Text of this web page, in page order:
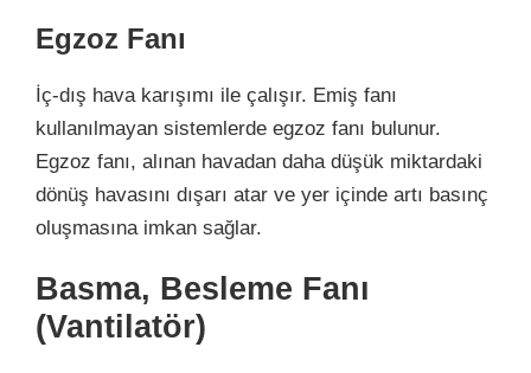
Egzoz Fanı
İç-dış hava karışımı ile çalışır. Emiş fanı
kullanılmayan sistemlerde egzoz fanı bulunur.
Egzoz fanı, alınan havadan daha düşük miktardaki
dönüş havasını dışarı atar ve yer içinde artı basınç
oluşmasına imkan sağlar.
Basma, Besleme Fanı
(Vantilatör)